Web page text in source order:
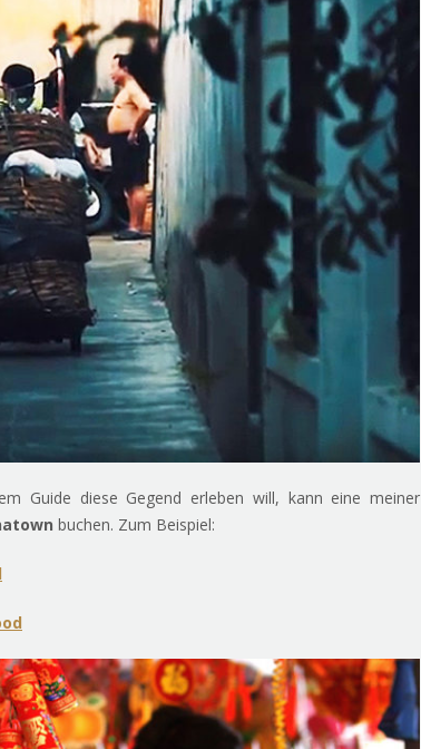
Guide diese Gegend erleben will, kann eine meiner
buchen. Zum Beispiel: